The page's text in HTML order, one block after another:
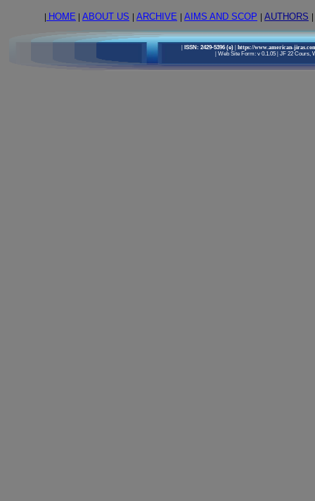
| HOME | ABOUT US | ARCHIVE | AIMS AND SCOP | AUTHORS |
| ISSN: 2429-5396 (e)| https://www.american-
| Web Site Form: v 0.1.05 | JF 22 Cours,